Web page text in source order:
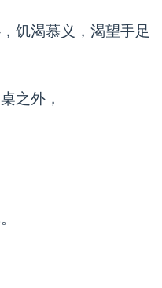
饥渴慕义，渴望手足
之外，